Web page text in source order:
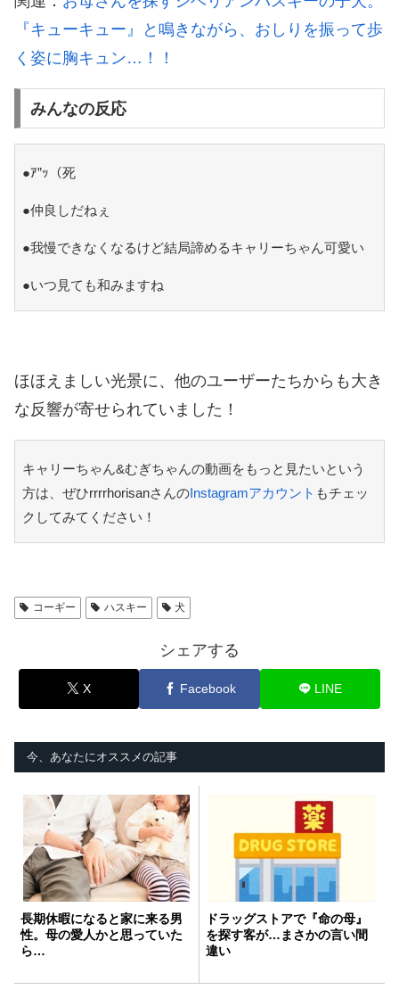
『キューキュー』と鳴きながら、おしりを振って歩
く姿に胸キュン…！！
みんなの反応
●ｱ”ｯ（死
●仲良しだねぇ
●我慢できなくなるけど結局諦めるキャリーちゃん可愛い
●いつ見ても和みますね
ほほえましい光景に、他のユーザーたちからも大き
な反響が寄せられていました！
キャリーちゃん&むぎちゃんの動画をもっと見たいという
方は、ぜひrrrrhorisanさんのInstagramアカウント もチェッ
クしてみてください！
コーギー ハスキー 犬
シェアする
X Facebook LINE
今、あなたにオススメの記事
長期休暇になると家に来る男
性。母の愛人かと思っていた
ら…
ドラッグストアで『命の母』
を探す客が…まさかの言い間
違い